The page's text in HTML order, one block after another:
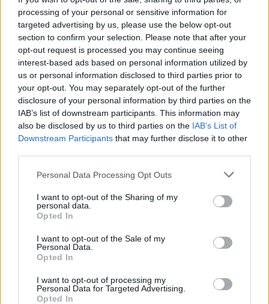
processing of your personal or sensitive information for
targeted advertising by us, please use the below opt-out
section to confirm your selection. Please note that after your
opt-out request is processed you may continue seeing
interest-based ads based on personal information utilized by
us or personal information disclosed to third parties prior to
your opt-out. You may separately opt-out of the further
disclosure of your personal information by third parties on the
IAB’s list of downstream participants. This information may
also be disclosed by us to third parties on the IAB’s List of
Downstream Participants that may further disclose it to other
Personal Data Processing Opt Outs
I want to opt-out of the Sharing of my
personal data.
Opted In
I want to opt-out of the Sale of my
Personal Data.
Opted In
I want to opt-out of processing my
Personal Data for Targeted Advertising.
Opted In
lapulhat egy
A LEGO soha nem megy ki a divatból – sőt,
Magyarországon egyre szélesebb rétegeket hódít meg, a
gyerekektől a gyűjtőkön át egészen a felnőtt rajongókig.
PÉNZCENTRUM| 2025. július 12. 16:05
300 ezer forintot is megérhet ez a LEGO
minifigura: bármelyik magyar család
szekrényében ott lapulhat
A LEGO készletek értéke gyakran azután kezd emelkedni,
hogy hivatalosan „nyugdíjba mennek” – azaz megszűnik
PÉNZCENTRUM| 2025. július 10. 17:34
85 millió színes kocka: megnyílt a világ
legnagyobb Legolandje, ilyet még nem láttál!
Shanghai a Lego-birodalom új fővárosa lett: július 5-én
megnyitotta kapuit a világ legnagyobb Legolandje.